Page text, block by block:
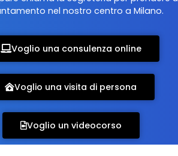
nel nostro centro a Milano.
Voglio una consulenza online
Voglio una visita di persona
Voglio un videocorso